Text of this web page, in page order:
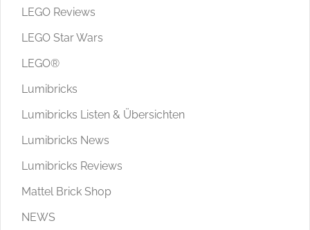
LEGO Reviews
LEGO Star Wars
LEGO®
Lumibricks
Lumibricks Listen & Übersichten
Lumibricks News
Lumibricks Reviews
Mattel Brick Shop
NEWS